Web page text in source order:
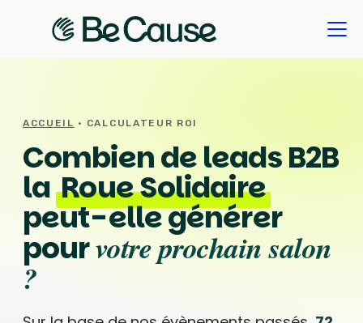
ACCUEIL · CALCULATEUR ROI
Combien de leads B2B
laRoue Solidaire
peut-elle générer
pourvotre prochain salon
?